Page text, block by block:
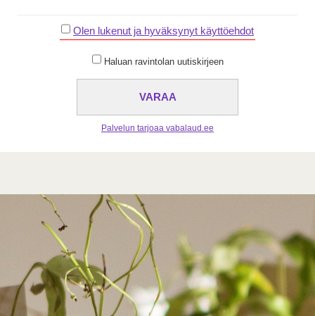
Olen lukenut ja hyväksynyt käyttöehdot
Haluan ravintolan uutiskirjeen
Palvelun tarjoaa vabalaud.ee